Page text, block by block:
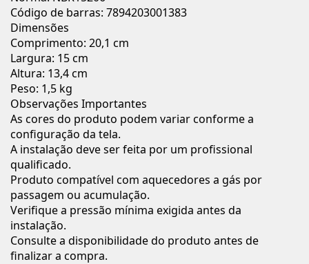
Código de barras: 7894203001383
Dimensões
Comprimento: 20,1 cm
Largura: 15 cm
Altura: 13,4 cm
Peso: 1,5 kg
Observações Importantes
As cores do produto podem variar conforme a
configuração da tela.
A instalação deve ser feita por um profissional
qualificado.
Produto compatível com aquecedores a gás por
passagem ou acumulação.
Verifique a pressão mínima exigida antes da
instalação.
Consulte a disponibilidade do produto antes de
finalizar a compra.